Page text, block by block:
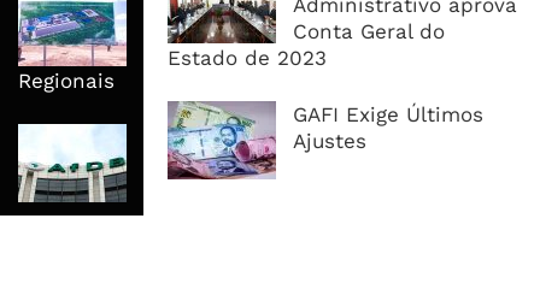
Administrativo aprova
Conta Geral do
Estado de 2023
GAFI Exige Últimos
Ajustes
Moçambique No Caminho Da Auto-
Suficiência E Das Exportações
Regionais
AfDB Aprova US$265 Milhões E
Acelera Ligação Da Zâmbia Ao